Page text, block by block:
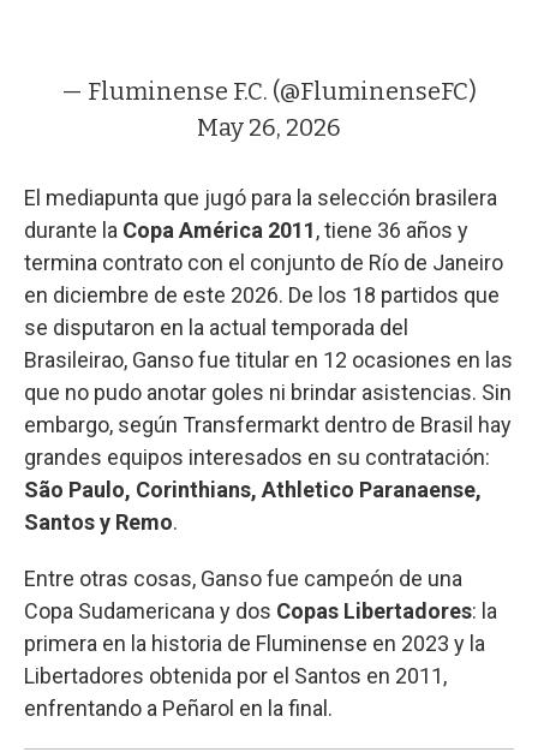
— Fluminense F.C. (@FluminenseFC)
May 26, 2026
El mediapunta que jugó para la selección brasilera
durante la Copa América 2011, tiene 36 años y
termina contrato con el conjunto de Río de Janeiro
en diciembre de este 2026. De los 18 partidos que
se disputaron en la actual temporada del
Brasileirao, Ganso fue titular en 12 ocasiones en las
que no pudo anotar goles ni brindar asistencias. Sin
embargo, según Transfermarkt dentro de Brasil hay
grandes equipos interesados en su contratación:
São Paulo, Corinthians, Athletico Paranaense,
Santos y Remo.
Entre otras cosas, Ganso fue campeón de una
Copa Sudamericana y dos Copas Libertadores: la
primera en la historia de Fluminense en 2023 y la
Libertadores obtenida por el Santos en 2011,
enfrentando a Peñarol en la final.